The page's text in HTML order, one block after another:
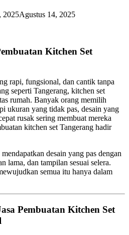
2025Agustus 14, 2025
Kitchen Set
rapi, fungsional, dan cantik tanpa
seperti Tangerang, kitchen set
rumah. Banyak orang memilih
ukuran yang tidak pas, desain yang
rusak sering membuat mereka
kitchen set Tangerang hadir
desain yang pas dengan
lama, dan tampilan sesuai selera.
semua itu hanya dalam
Pembuatan Kitchen Set